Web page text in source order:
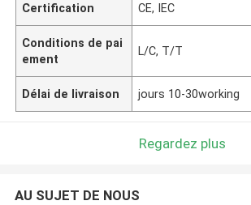
Certification CE, IEC
Conditions de pai
ement
L/C, T/T
Délai de livraison jours 10-30working
Regardez plus
AU SUJET DE NOUS